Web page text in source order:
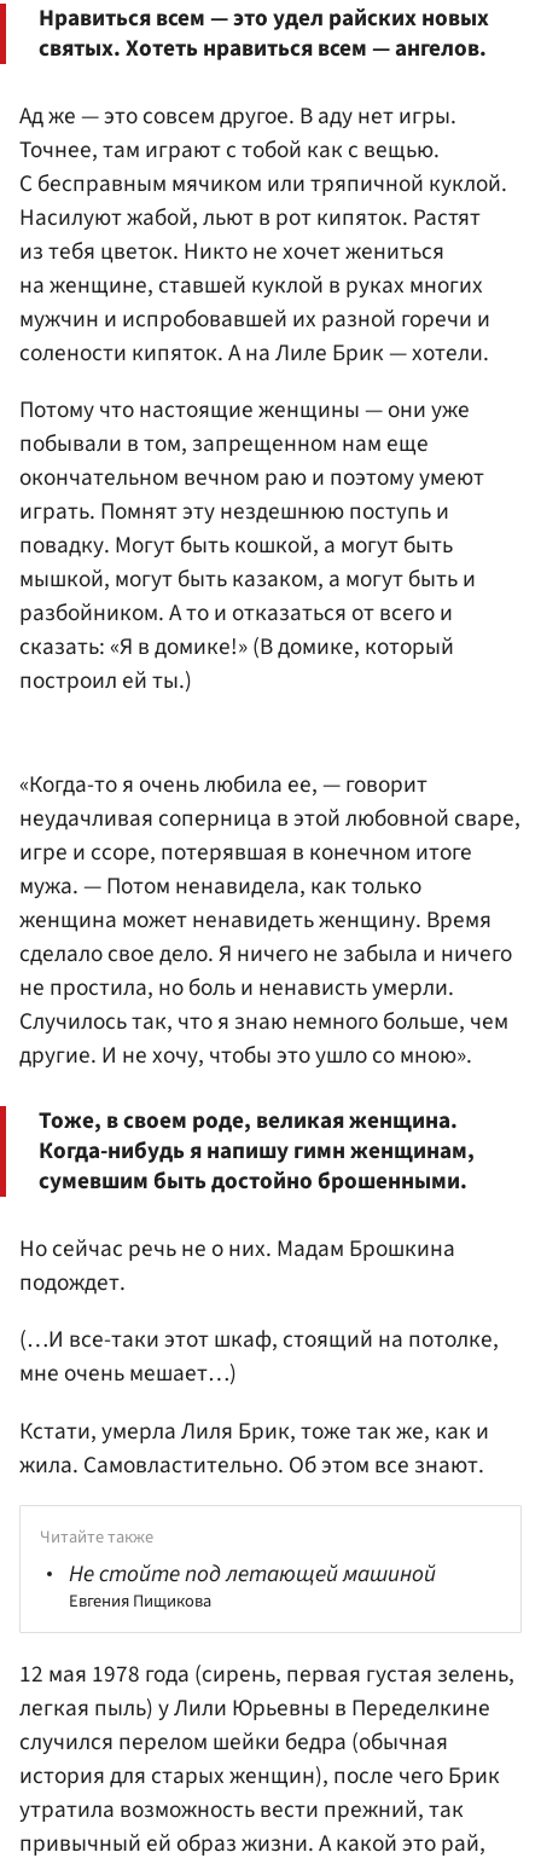
Нравиться всем — это удел райских новых
святых. Хотеть нравиться всем — ангелов.
Ад же — это совсем другое. В аду нет игры.
Точнее, там играют с тобой как с вещью.
С бесправным мячиком или тряпичной куклой.
Насилуют жабой, льют в рот кипяток. Растят
из тебя цветок. Никто не хочет жениться
на женщине, ставшей куклой в руках многих
мужчин и испробовавшей их разной горечи и
солености кипяток. А на Лиле Брик — хотели.
Потому что настоящие женщины — они уже
побывали в том, запрещенном нам еще
окончательном вечном раю и поэтому умеют
играть. Помнят эту нездешнюю поступь и
повадку. Могут быть кошкой, а могут быть
мышкой, могут быть казаком, а могут быть и
разбойником. А то и отказаться от всего и
сказать: «Я в домике!» (В домике, который
построил ей ты.)
«Когда-то я очень любила ее, — говорит
неудачливая соперница в этой любовной сваре,
игре и ссоре, потерявшая в конечном итоге
мужа. — Потом ненавидела, как только
женщина может ненавидеть женщину. Время
сделало свое дело. Я ничего не забыла и ничего
не простила, но боль и ненависть умерли.
Случилось так, что я знаю немного больше, чем
другие. И не хочу, чтобы это ушло со мною».
Тоже, в своем роде, великая женщина.
Когда-нибудь я напишу гимн женщинам,
сумевшим быть достойно брошенными.
Но сейчас речь не о них. Мадам Брошкина
подождет.
(…И все-таки этот шкаф, стоящий на потолке,
мне очень мешает…)
Кстати, умерла Лиля Брик, тоже так же, как и
жила. Самовластительно. Об этом все знают.
Читайте также
Не стойте под летающей машиной
Евгения Пищикова
12 мая 1978 года (сирень, первая густая зелень,
легкая пыль) у Лили Юрьевны в Переделкине
случился перелом шейки бедра (обычная
история для старых женщин), после чего Брик
утратила возможность вести прежний, так
привычный ей образ жизни. А какой это рай,